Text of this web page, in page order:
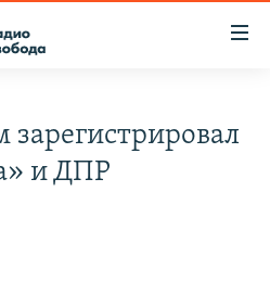
и ДПР